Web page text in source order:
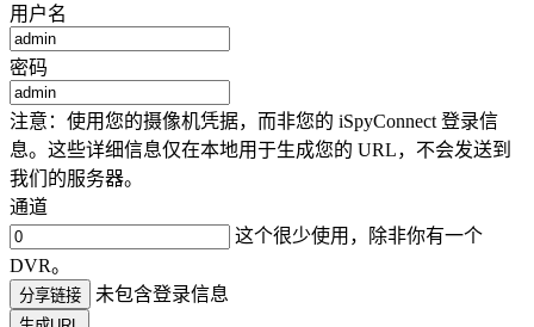
用户名
密码
注意：使用您的摄像机凭据，而非您的 iSpyConnect 登录信
息。这些详细信息仅在本地用于生成您的 URL，不会发送到
我们的服务器。
通道
这个很少使用，除非你有一个
DVR。
分享链接 未包含登录信息